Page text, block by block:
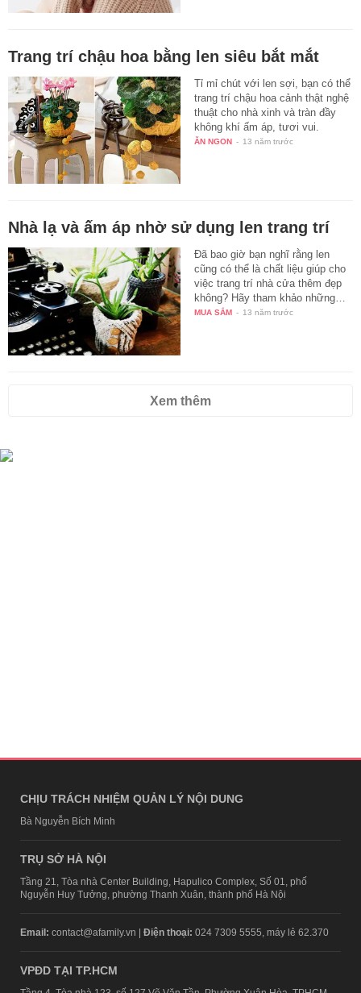
Trang trí chậu hoa bằng len siêu bắt mắt
Tỉ mỉ chút với len sợi, bạn có thể
trang trí chậu hoa cảnh thật nghệ
thuật cho nhà xinh và tràn đầy
không khí ấm áp, tươi vui.
ĂN NGON - 13 năm trước
Nhà lạ và ấm áp nhờ sử dụng len trang trí
Đã bao giờ bạn nghĩ rằng len
cũng có thể là chất liệu giúp cho
việc trang trí nhà cửa thêm đẹp
không? Hãy tham khảo những…
MUA SẮM - 13 năm trước
Xem thêm
CHỊU TRÁCH NHIỆM QUẢN LÝ NỘI DUNG
Bà Nguyễn Bích Minh
TRỤ SỞ HÀ NỘI
Tầng 21, Tòa nhà Center Building, Hapulico Complex, Số 01, phố
Nguyễn Huy Tưởng, phường Thanh Xuân, thành phố Hà Nội
Email: contact@afamily.vn | Điện thoại: 024 7309 5555, máy lẻ 62.370
VPĐD TẠI TP.HCM